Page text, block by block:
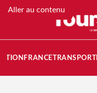
Aller au contenu
FRANCETRANSPORT